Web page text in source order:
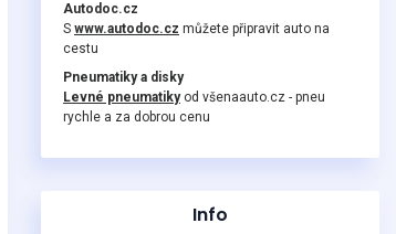
Autodoc.cz
S www.autodoc.cz můžete připravit auto na
cestu
Pneumatiky a disky
Levné pneumatikyod všenaauto.cz - pneu
rychle a za dobrou cenu
Info